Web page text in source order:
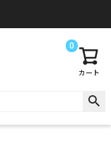
カート
0